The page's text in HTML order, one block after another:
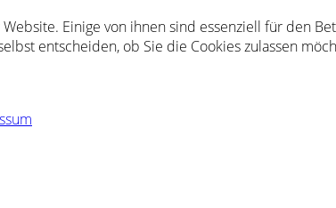
Einige von ihnen sind essenziell für den
entscheiden, ob Sie die Cookies zulassen